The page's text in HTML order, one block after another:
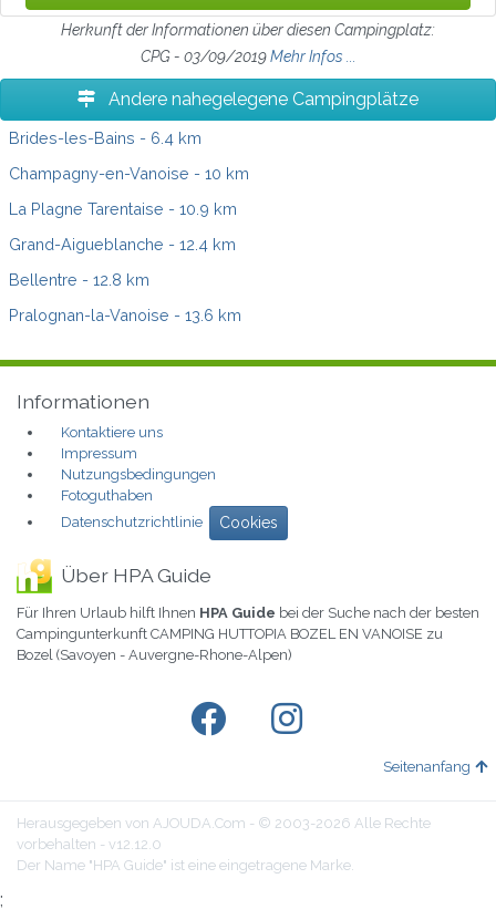
Herkunft der Informationen über diesen Campingplatz:
CPG - 03/09/2019Mehr Infos ...
Andere nahegelegene Campingplätze
Brides-les-Bains - 6.4 km
Champagny-en-Vanoise - 10 km
La Plagne Tarentaise - 10.9 km
Grand-Aigueblanche - 12.4 km
Bellentre - 12.8 km
Pralognan-la-Vanoise - 13.6 km
Informationen
Kontaktiere uns
Impressum
Nutzungsbedingungen
Fotoguthaben
Datenschutzrichtlinie
Cookies
Über HPA Guide
Für Ihren Urlaub hilft Ihnen HPA Guide bei der Suche nach der besten
Campingunterkunft CAMPING HUTTOPIA BOZEL EN VANOISE zu
Bozel (Savoyen - Auvergne-Rhone-Alpen)
Seitenanfang
Herausgegeben von AJOUDA.Com - © 2003-2026 Alle Rechte
vorbehalten - v12.12.0
Der Name "HPA Guide" ist eine eingetragene Marke.
;